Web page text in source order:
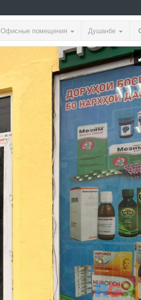
Офисные помещения Душанбе